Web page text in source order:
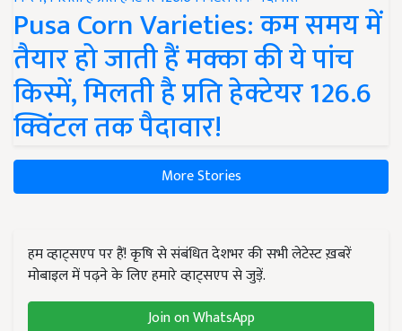
Pusa Corn Varieties: कम समय में
तैयार हो जाती हैं मक्का की ये पांच
किस्में, मिलती है प्रति हेक्टेयर 126.6
क्विंटल तक पैदावार!
More Stories
हम व्हाट्सएप पर हैं! कृषि से संबंधित देशभर की सभी लेटेस्ट ख़बरें
मोबाइल में पढ़ने के लिए हमारे व्हाट्सएप से जुड़ें.
Join on WhatsApp